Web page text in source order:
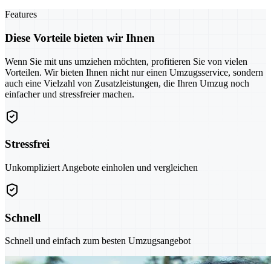
Features
Diese Vorteile bieten wir Ihnen
Wenn Sie mit uns umziehen möchten, profitieren Sie von vielen
Vorteilen. Wir bieten Ihnen nicht nur einen Umzugsservice, sondern
auch eine Vielzahl von Zusatzleistungen, die Ihren Umzug noch
einfacher und stressfreier machen.
Stressfrei
Unkompliziert Angebote einholen und vergleichen
Schnell
Schnell und einfach zum besten Umzugsangebot